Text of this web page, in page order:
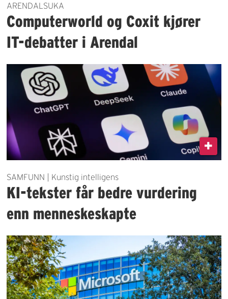
ARENDALSUKA
Computerworld og Coxit kjører
IT-debatter i Arendal
SAMFUNN | Kunstig intelligens
KI-tekster får bedre vurdering
enn menneskeskapte